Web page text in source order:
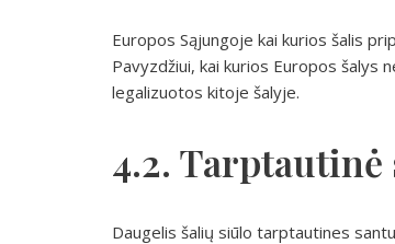
Europos Sąjungoje kai kurios šalis
Pavyzdžiui, kai kurios Europos
legalizuotos kitoje šalyje.
4.2.
Daugelis šalių siūlo tarptautines